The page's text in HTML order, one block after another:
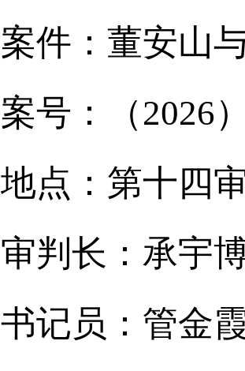
案件：董安山
案号：（2026
地点：第十四
审判长：承宇
书记员：管金